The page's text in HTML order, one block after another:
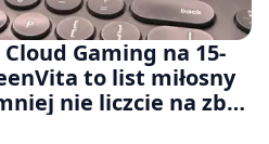
Gaming na 15-
to list miłosny
nie liczcie na zbyt